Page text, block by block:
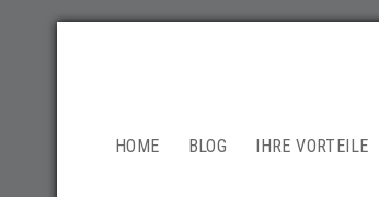
NAVIGATION
HOME BLOG IHRE VORTEILE